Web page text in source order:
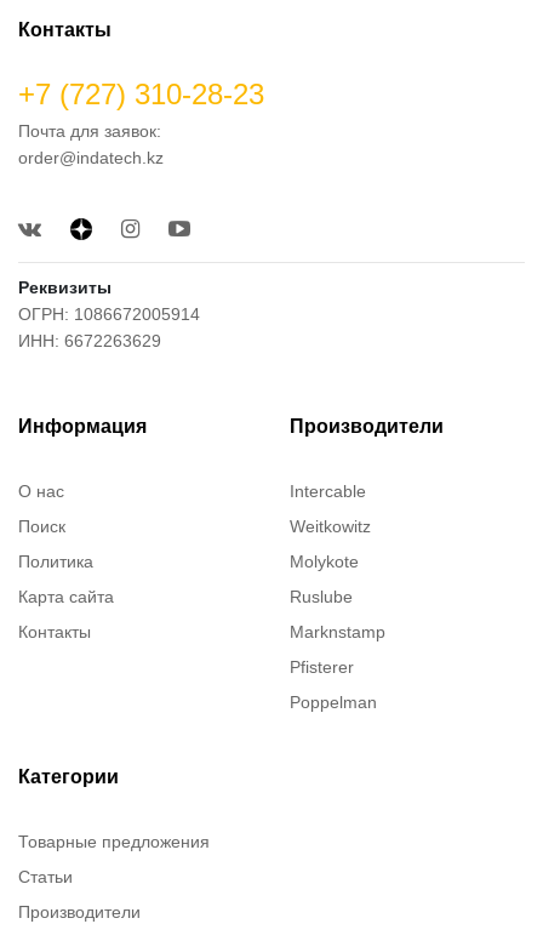
Контакты
+7 (727) 310-28-23
Почта для заявок:
order@indatech.kz
Реквизиты
ОГРН: 1086672005914
ИНН: 6672263629
Информация
О нас
Поиск
Политика
Карта сайта
Контакты
Производители
Intercable
Weitkowitz
Molykote
Ruslube
Marknstamp
Pfisterer
Poppelman
Категории
Товарные предложения
Статьи
Производители